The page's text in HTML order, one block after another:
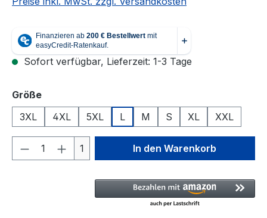
Sofort verfügbar, Lieferzeit: 1-3 Tage
Größeauswählen
3XL
4XL 5XL L M S XL XXL
Produkt Anzahl: Gib den
1 In den Warenkorb